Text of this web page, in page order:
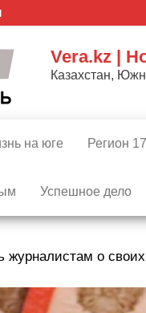
Vera.kz |
Казахстан,
на юге Регион 17
Успешное дело
журналистам о